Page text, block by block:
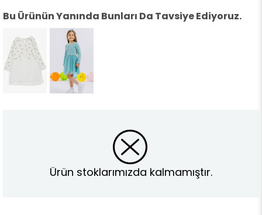
Bu Ürünün Yanında Bunları Da Tavsiye Ediyoruz.
Ürün stoklarımızda kalmamıştır.